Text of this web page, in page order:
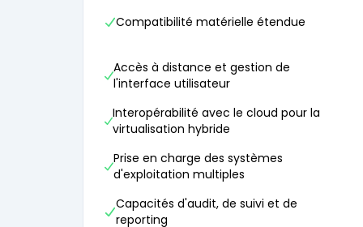
Compatibilité matérielle étendue
Accès à distance et gestion de
l'interface utilisateur
Interopérabilité avec le cloud pour la
virtualisation hybride
Prise en charge des systèmes
d'exploitation multiples
Capacités d'audit, de suivi et de
reporting